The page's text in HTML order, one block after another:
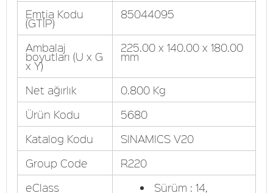
Emtia Kodu
(GTİP)
85044095
Ambalaj
boyutları (U x G
x Y)
225.00 x 140.00 x 180.00
mm
Net ağırlık
0.800 Kg
Ürün Kodu
5680
Katalog Kodu
SINAMICS V20
Group Code
R220
eClass
Sürüm : 14,